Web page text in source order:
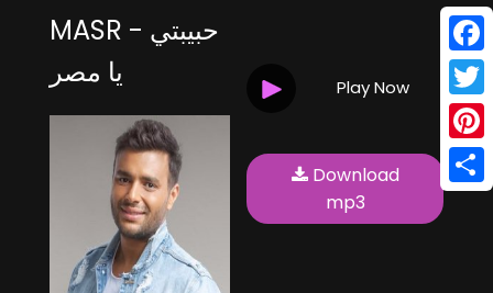
MASR - حبيبتي
يا مصر
Play Now
Download
mp3